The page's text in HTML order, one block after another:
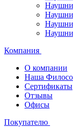
Компания
О компании
Наша
Сертификаты
Отзывы
Офисы
Покупателю